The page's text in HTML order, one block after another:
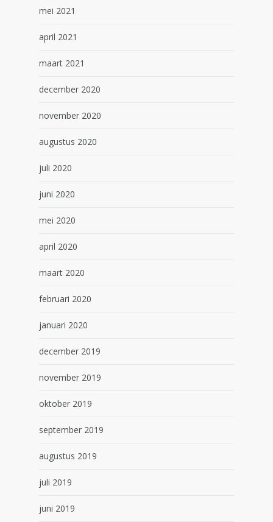
mei 2021
april 2021
maart 2021
december 2020
november 2020
augustus 2020
juli 2020
juni 2020
mei 2020
april 2020
maart 2020
februari 2020
januari 2020
december 2019
november 2019
oktober 2019
september 2019
augustus 2019
juli 2019
juni 2019